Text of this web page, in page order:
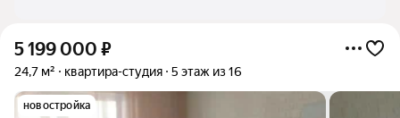
5 199 000 ₽
24,7 м² квартира-студия 5 этаж из 16
новостройка